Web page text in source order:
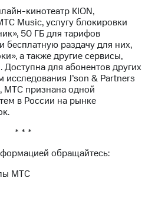
2023
кинотеатр KION,
Music, услугу блокировки
50 ГБ для тарифов
бесплатную раздачу для них,
а также другие сервисы,
для абонентов других
J’son & Partners
МТС признана одной
в России на рынке
* * *
обращайтесь:
МТС